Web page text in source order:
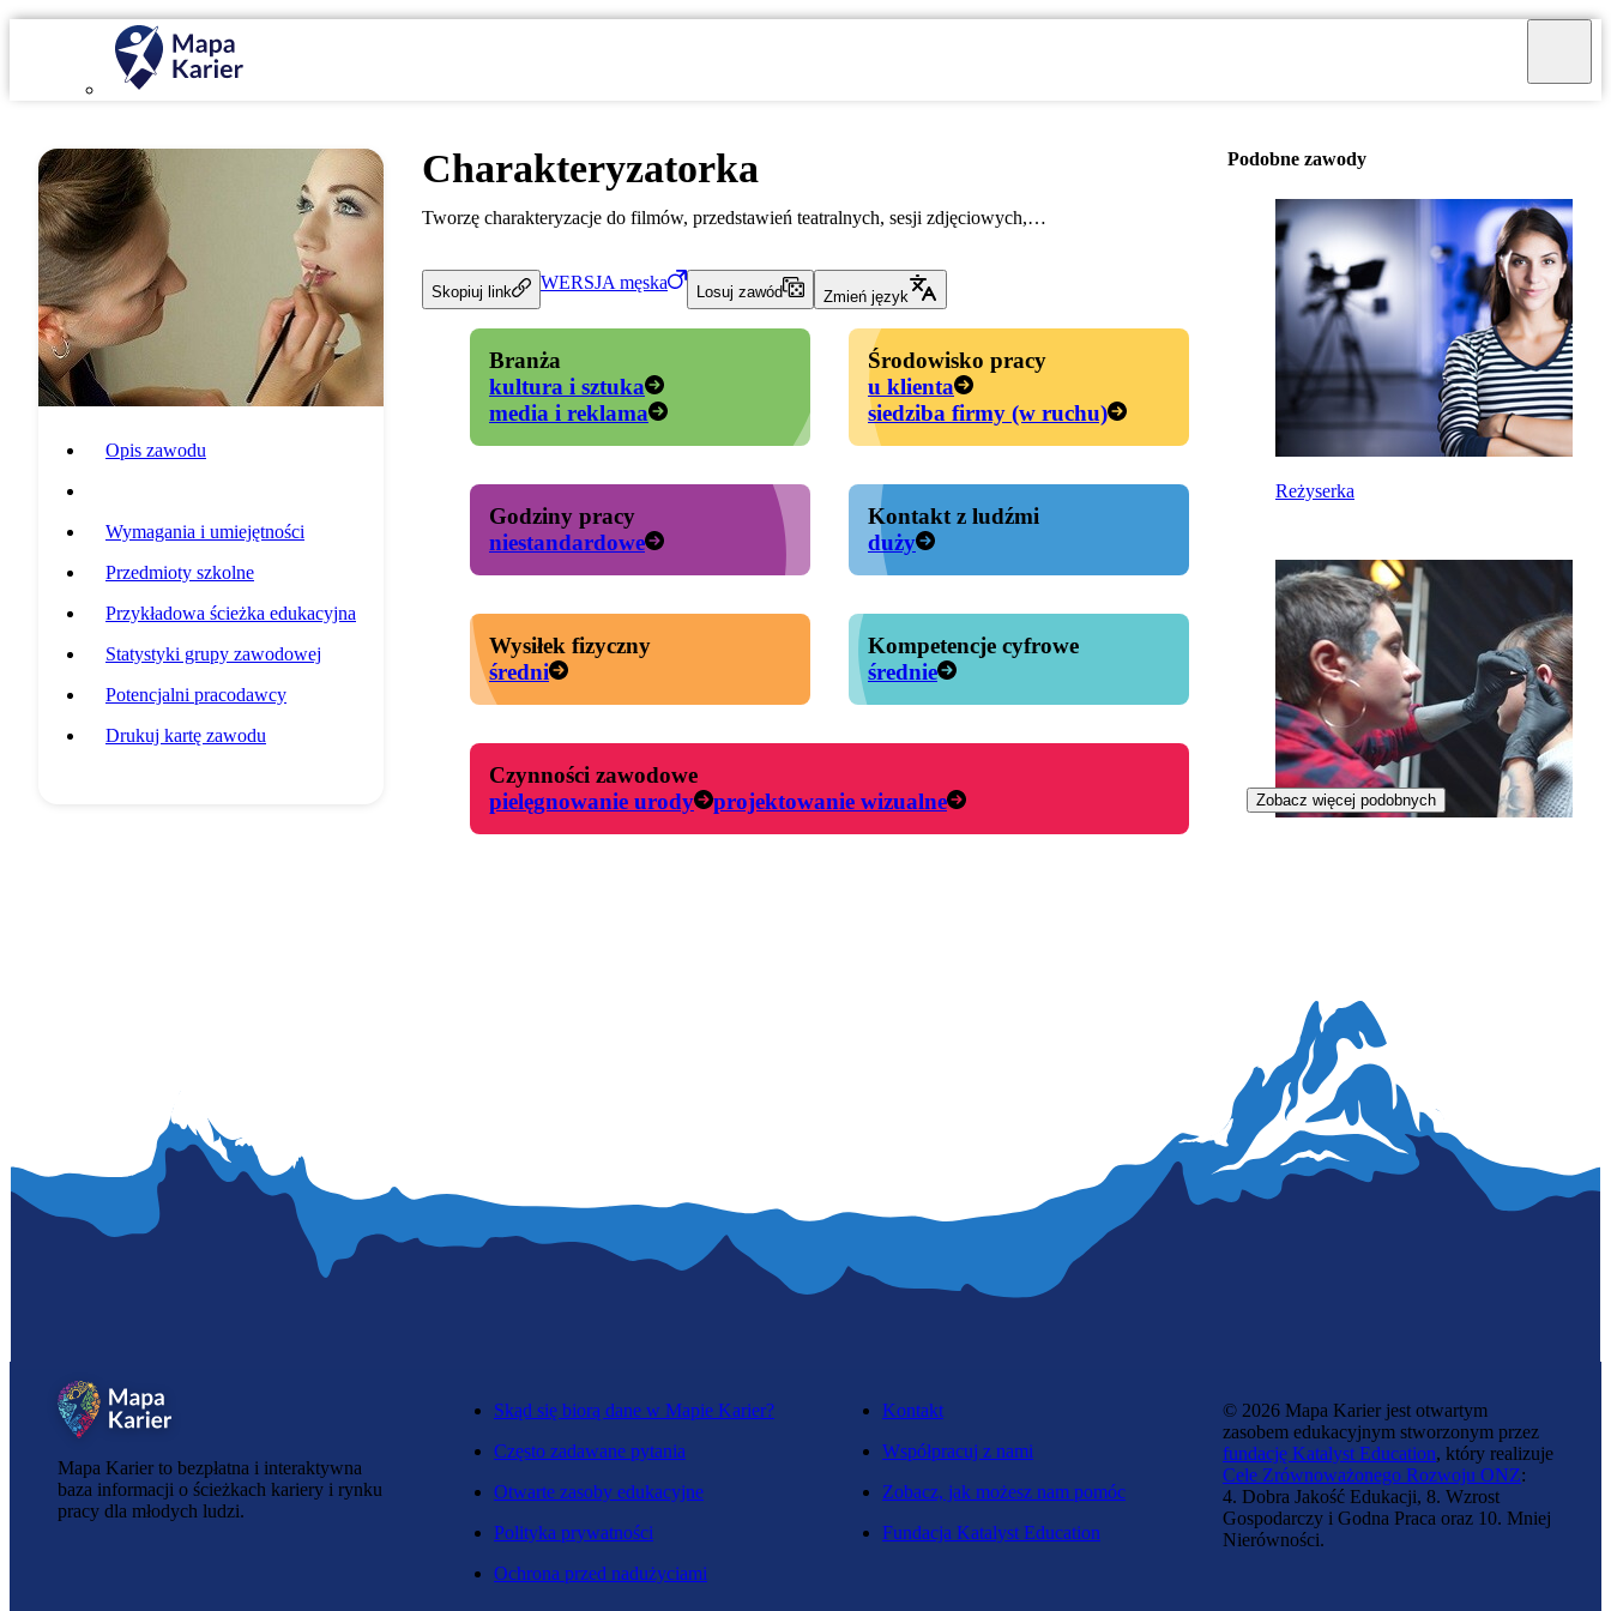
Opis zawodu
Wymagania i umiejętności
Przedmioty szkolne
Przykładowa ścieżka edukacyjna
Statystyki grupy zawodowej
Potencjalni pracodawcy
Drukuj kartę zawodu
Charakteryzatorka
Tworzę charakteryzacje do filmów, przedstawień teatralnych, sesji zdjęciowych,…
Skopiuj link WERSJA męska
Losuj zawód Zmień język
Branża
kultura i sztuka
media i reklama
Środowisko pracy
u klienta
siedziba firmy (w ruchu)
Godziny pracy
niestandardowe
Kontakt z ludźmi
duży
Wysiłek fizyczny
średni
Kompetencje cyfrowe
średnie
Czynności zawodowe
pielęgnowanie urody
projektowanie wizualne
Podobne zawody
Reżyserka
Zobacz więcej podobnych
Mapa Karier to bezpłatna i interaktywna
baza informacji o ścieżkach kariery i rynku
pracy dla młodych ludzi.
Skąd się biorą dane w Mapie Karier?
Często zadawane pytania
Otwarte zasoby edukacyjne
Polityka prywatności
Ochrona przed nadużyciami
Kontakt
Współpracuj z nami
Zobacz, jak możesz nam pomóc
Fundacja Katalyst Education
© 2026 Mapa Karier jest otwartym
zasobem edukacyjnym stworzonym przez
fundację Katalyst Education, który realizuje
Cele Zrównoważonego Rozwoju ONZ:
4. Dobra Jakość Edukacji, 8. Wzrost
Gospodarczy i Godna Praca oraz 10. Mniej
Nierówności.